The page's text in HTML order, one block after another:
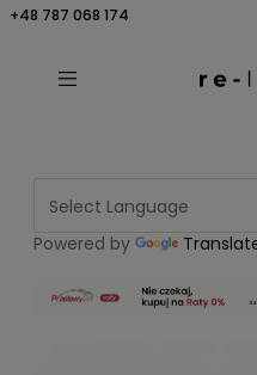
+48 787 068 174
Powered by